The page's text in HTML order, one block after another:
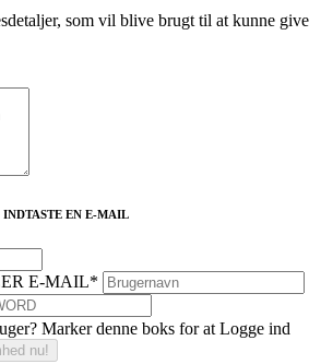
som vil blive brugt til at kunne give
EN E-MAIL
E-MAIL*
Marker denne boks for at Logge ind